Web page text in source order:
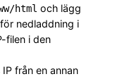
html och lägg
nedladdning i
filen i den
från en annan